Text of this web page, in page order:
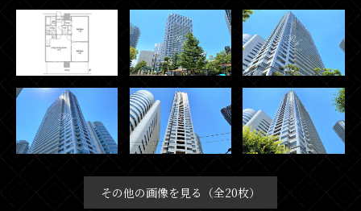
その他の画像を見る（全20枚）